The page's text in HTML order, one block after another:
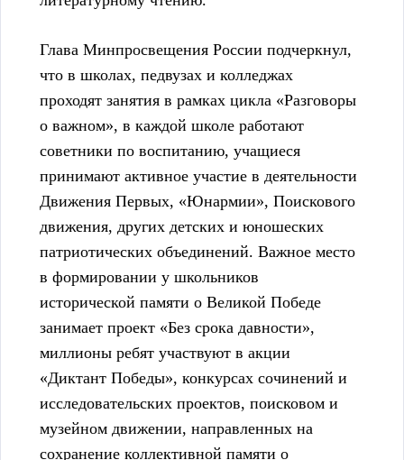
Глава Минпросвещения России подчеркнул,
что в школах, педвузах и колледжах
проходят занятия в рамках цикла «Разговоры
о важном», в каждой школе работают
советники по воспитанию, учащиеся
принимают активное участие в деятельности
Движения Первых, «Юнармии», Поискового
движения, других детских и юношеских
патриотических объединений. Важное место
в формировании у школьников
исторической памяти о Великой Победе
занимает проект «Без срока давности»,
миллионы ребят участвуют в акции
«Диктант Победы», конкурсах сочинений и
исследовательских проектов, поисковом и
музейном движении, направленных на
сохранение коллективной памяти о